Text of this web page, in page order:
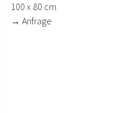
100 x 80 cm
→ Anfrage